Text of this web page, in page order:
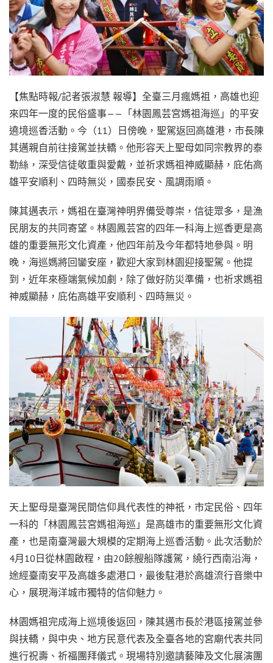
【焦點時報/記者張淑慧 報導】全臺三月瘋媽祖，高雄也迎
來四年一度的民俗盛事——「林園鳳芸宮媽祖海巡」的平安
遶境巡香活動。今（11）日傍晚，聖駕返回高雄港，市長陳
其邁親自前往接駕並扶轎。他形容天上聖母如同宗教界的泰
勒絲，深受信徒敬重與愛戴，並祈求媽祖神威顯赫，庇佑高
雄平安順利、四時無災，國泰民安、風調雨順。
陳其邁表示，媽祖在臺灣神明界備受尊崇，信徒眾多，是漁
民朋友的共同寄望。林園鳳芸宮的四年一科海上巡香更是高
雄的重要無形文化資產，他四年前及今年都特地參與。明
晚，海巡媽將回鑾安座，歡迎大家到林園迎接聖駕。他提
到，近年來極端氣候加劇，除了做好防災準備，也祈求媽祖
神威顯赫，庇佑高雄平安順利、四時無災。
天上聖母是臺灣民間信仰具代表性的神祇，市定民俗、四年
一科的「林園鳳芸宮媽祖海巡」是高雄市的重要無形文化資
產，也是南臺灣最大規模的定期海上巡香活動。此次活動於
4月10日從林園啟程，由20餘艘船隊護駕，繞行西南沿海，
途經臺南安平及高雄多處港口，最後駐港於高雄流行音樂中
心，展現海洋城市獨特的信仰魅力。
林園媽祖完成海上巡境後返回，陳其邁市長於港區接駕並參
與扶轎，與中央、地方民意代表及全臺各地的宮廟代表共同
進行祝壽、祈福團拜儀式。現場特別邀請藝陣及文化展演團